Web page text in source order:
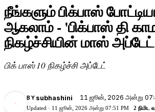
நீங்களும் பிக்பாஸ்
ஆகலாம் - 'பிக்பாஸ் தி
நிகழ்ச்சியின் மாஸ் அப்டேட்
பிக் பாஸ் 10 நிகழ்ச்சி அப்டேட்
BY subhashini 11 ஜூன், 2026 அன்று
Updated · 11 ஜூன், 2026 அன்று 07:51 PM 2 நிமிட